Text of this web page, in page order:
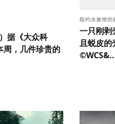
据《大众科
周，几件珍贵的
纽约水族馆
一只刚剥
且蜕皮的